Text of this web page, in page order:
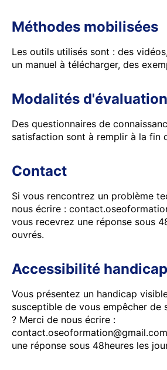
Méthodes mobilisées
Les outils utilisés sont : des
un manuel à télécharger, des
Modalités d'évaluation
Des questionnaires de
satisfaction sont à remplir à la fin
Contact
Si vous rencontrez un problème
nous écrire :
vous recevrez une réponse sous
ouvrés.
Accessibilité handicap
Vous présentez un handicap
susceptible de vous empêcher de
? Merci de nous écrire :
une réponse sous 48heures les